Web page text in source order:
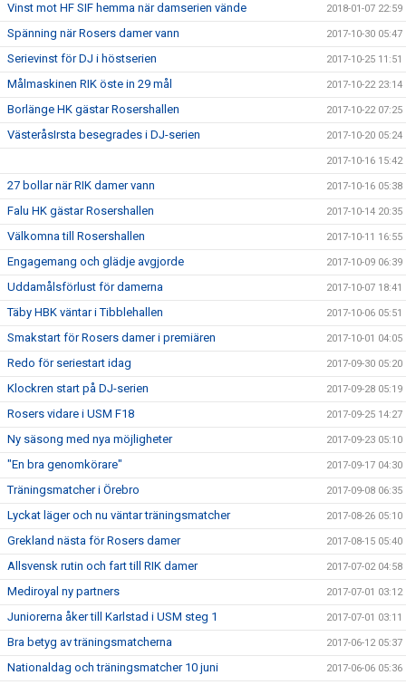
Vinst mot HF SIF hemma när damserien vände 2018-01-07 22:59
Spänning när Rosers damer vann 2017-10-30 05:47
Serievinst för DJ i höstserien 2017-10-25 11:51
Målmaskinen RIK öste in 29 mål 2017-10-22 23:14
Borlänge HK gästar Rosershallen 2017-10-22 07:25
VästeråsIrsta besegrades i DJ-serien 2017-10-20 05:24
2017-10-16 15:42
27 bollar när RIK damer vann 2017-10-16 05:38
Falu HK gästar Rosershallen 2017-10-14 20:35
Välkomna till Rosershallen 2017-10-11 16:55
Engagemang och glädje avgjorde 2017-10-09 06:39
Uddamålsförlust för damerna 2017-10-07 18:41
Täby HBK väntar i Tibblehallen 2017-10-06 05:51
Smakstart för Rosers damer i premiären 2017-10-01 04:05
Redo för seriestart idag 2017-09-30 05:20
Klockren start på DJ-serien 2017-09-28 05:19
Rosers vidare i USM F18 2017-09-25 14:27
Ny säsong med nya möjligheter 2017-09-23 05:10
"En bra genomkörare" 2017-09-17 04:30
Träningsmatcher i Örebro 2017-09-08 06:35
Lyckat läger och nu väntar träningsmatcher 2017-08-26 05:10
Grekland nästa för Rosers damer 2017-08-15 05:40
Allsvensk rutin och fart till RIK damer 2017-07-02 04:58
Mediroyal ny partners 2017-07-01 03:12
Juniorerna åker till Karlstad i USM steg 1 2017-07-01 03:11
Bra betyg av träningsmatcherna 2017-06-12 05:37
Nationaldag och träningsmatcher 10 juni 2017-06-06 05:36